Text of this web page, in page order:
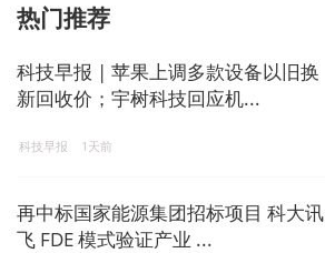
热门推荐
科技早报 | 苹果上调多款设备以旧换
新回收价；宇树科技回应机...
科技早报 1天前
再中标国家能源集团招标项目 科大讯
飞 FDE 模式验证产业 ...